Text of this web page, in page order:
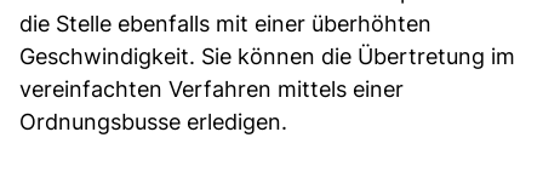
die Stelle ebenfalls mit einer überhöhten
Geschwindigkeit. Sie können die Übertretung im
vereinfachten Verfahren mittels einer
Ordnungsbusse erledigen.